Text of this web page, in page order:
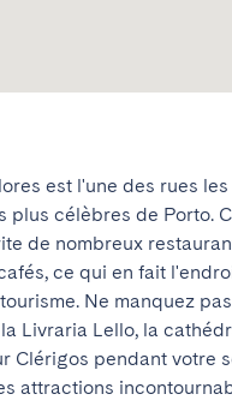
est l'une des rues
plus célèbres de Porto.
de nombreux
ce qui en fait
Ne manquez
Livraria Lello, la
Clérigos pendant votre
attractions